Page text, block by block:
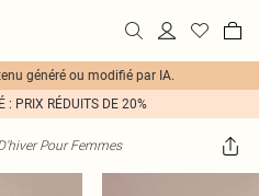
généré ou modifié par IA.
: PRIX RÉDUITS DE 20%
Pour Femmes